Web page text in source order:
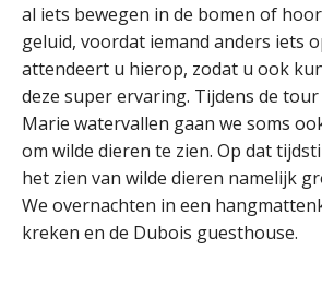
al iets bewegen in de bomen of
geluid, voordat iemand anders iets
attendeert u hierop, zodat u ook
deze super ervaring. Tijdens de
Marie watervallen gaan we soms
om wilde dieren te zien. Op dat
het zien van wilde dieren namelijk
We overnachten in een
kreken en de Dubois guesthouse.